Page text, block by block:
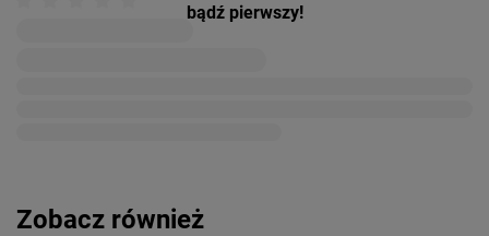
bądź pierwszy!
Zobacz również